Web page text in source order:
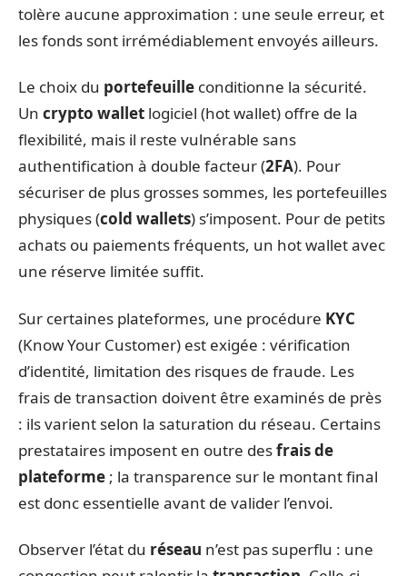
tolère aucune approximation : une seule erreur, et
les fonds sont irrémédiablement envoyés ailleurs.
Le choix du portefeuille conditionne la sécurité.
Un crypto wallet logiciel (hot wallet) offre de la
flexibilité, mais il reste vulnérable sans
authentification à double facteur (2FA). Pour
sécuriser de plus grosses sommes, les portefeuilles
physiques (cold wallets) s’imposent. Pour de petits
achats ou paiements fréquents, un hot wallet avec
une réserve limitée suffit.
Sur certaines plateformes, une procédure KYC
(Know Your Customer) est exigée : vérification
d’identité, limitation des risques de fraude. Les
frais de transaction doivent être examinés de près
: ils varient selon la saturation du réseau. Certains
prestataires imposent en outre desfrais de
plateforme ; la transparence sur le montant final
est donc essentielle avant de valider l’envoi.
Observer l’état du réseau n’est pas superflu : une